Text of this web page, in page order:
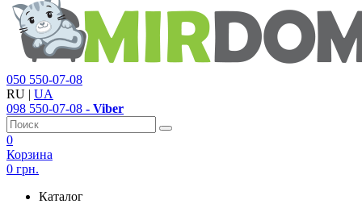
050 550-07-08
RU | UA
098 550-07-08 - Viber
0
Корзина
0 грн.
Каталог